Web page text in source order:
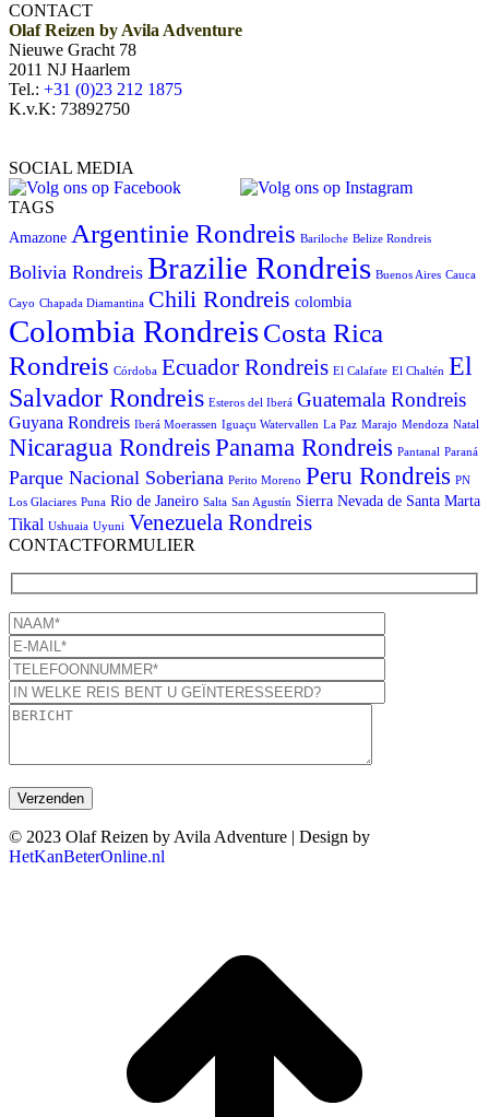
CONTACT
Olaf Reizen by Avila Adventure
Nieuwe Gracht 78
2011 NJ Haarlem
Tel.: +31 (0)23 212 1875
K.v.K: 73892750
SOCIAL MEDIA
TAGS
Amazone Argentinie Rondreis Bariloche Belize Rondreis
Bolivia Rondreis Brazilie Rondreis Buenos Aires Cauca
Cayo Chapada Diamantina Chili Rondreis colombia
Colombia RondreisCosta Rica
Rondreis Córdoba Ecuador Rondreis El Calafate El Chaltén El
Salvador Rondreis Esteros del Iberá Guatemala Rondreis
Guyana Rondreis Iberá Moerassen Iguaçu Watervallen La Paz Marajo Mendoza Natal
Nicaragua Rondreis Panama Rondreis Pantanal Paraná
Parque Nacional Soberiana Perito Moreno Peru Rondreis PN
Los Glaciares Puna Rio de Janeiro Salta San Agustín Sierra Nevada de Santa Marta
Tikal Ushuaia Uyuni Venezuela Rondreis
CONTACTFORMULIER
© 2023 Olaf Reizen by Avila Adventure | Design by
HetKanBeterOnline.nl